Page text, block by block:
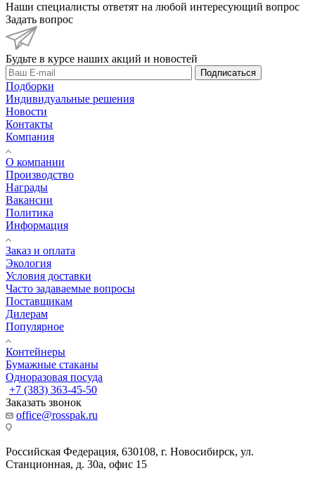
Наши специалисты ответят на любой интересующий вопрос
Задать вопрос
Будьте в курсе наших акций и новостей
Подписаться
Подборки
Индивидуальные решения
Новости
Контакты
Компания
О компании
Производство
Награды
Вакансии
Политика
Информация
Заказ и оплата
Экология
Условия доставки
Часто задаваемые вопросы
Поставщикам
Дилерам
Популярное
Контейнеры
Бумажные стаканы
Одноразовая посуда
+7 (383) 363-45-50
Заказать звонок
office@rosspak.ru
Российская Федерация, 630108, г. Новосибирск, ул.
Станционная, д. 30а, офис 15